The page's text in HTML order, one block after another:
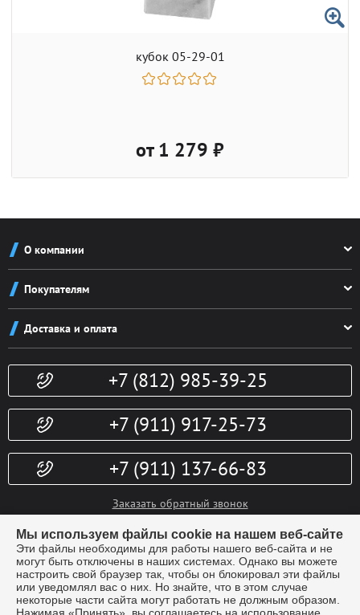
кубок 05-29-01
от 1 279 ₽
О компании
Реквизиты
Новости
Контакты
Покупателям
Система скидок
Конфиденциальность
Гарантии
Доп. услуги
Доставка и оплата
Политика возврата
+7 (812) 985-39-25
+7 (911) 917-25-73
+7 (911) 137-66-83
Заказать обратный звонок
info@kubki-lider.ru
Мы используем файлы cookie на нашем веб-сайте
Эти файлы необходимы для работы нашего веб-сайта и не
могут быть отключены в наших системах. Однако вы можете
настроить свой браузер так, чтобы он блокировал эти файлы
или уведомлял вас о них. Но знайте, что в этом случае
некоторые части сайта могут работать не должным образом.